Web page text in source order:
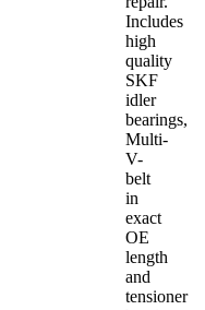
Includes
high
quality
SKF
idler
bearings,
Multi-
V-
belt
in
exact
OE
length
and
tensioner